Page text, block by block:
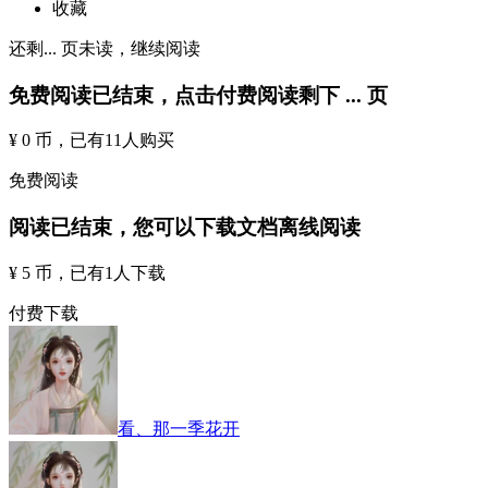
收藏
还剩 ... 页未读， 继续阅读
免费阅读已结束，点击付费阅读剩下 ... 页
¥ 0 币 ，已有11 人购买
免费阅读
阅读已结束，您可以下载文档离线阅读
¥ 5 币 ，已有1 人下载
付费下载
看、那一季花开